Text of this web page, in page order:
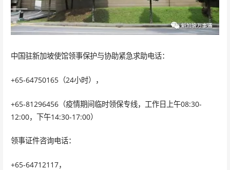
中国驻新加坡使馆领事保护与协助紧急求助电话：
+65-64750165（24小时），
+65-81296456（疫情期间临时领保专线，工作日上午08:30-
12:00，下午14:30-17:00）
领事证件咨询电话：
+65-64712117，